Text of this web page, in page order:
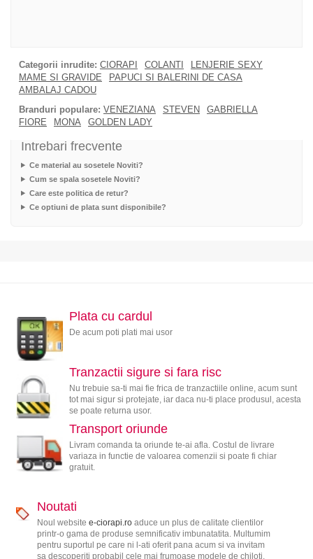
Categorii inrudite: CIORAPI COLANTI
LENJERIE SEXY
MAME SI GRAVIDE
PAPUCI SI BALERINI DE CASA
AMBALAJ CADOU
Branduri populare: VENEZIANA STEVEN
GABRIELLA
FIORE
MONA GOLDEN LADY
Intrebari frecvente
Ce material au sosetele Noviti?
Cum se spala sosetele Noviti?
Care este politica de retur?
Ce optiuni de plata sunt disponibile?
Plata cu cardul
De acum poti plati mai usor
Tranzactii sigure si fara risc
Nu trebuie sa-ti mai fie frica de tranzactiile online, acum sunt
tot mai sigur si protejate, iar daca nu-ti place produsul, acesta
se poate returna usor.
Transport oriunde
Livram comanda ta oriunde te-ai afla. Costul de livrare
variaza in functie de valoarea comenzii si poate fi chiar
gratuit.
Noutati
Noul website e-ciorapi.roaduce un plus de calitate clientilor
printr-o gama de produse semnificativ imbunatatita. Multumim
pentru suportul pe care ni l-ati oferit pana acum si va invitam
sa descoperiti probabil cele mai frumoase modele de chiloti,